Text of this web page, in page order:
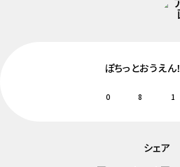
ぽちっとおうえん！
0 8 1
シェア